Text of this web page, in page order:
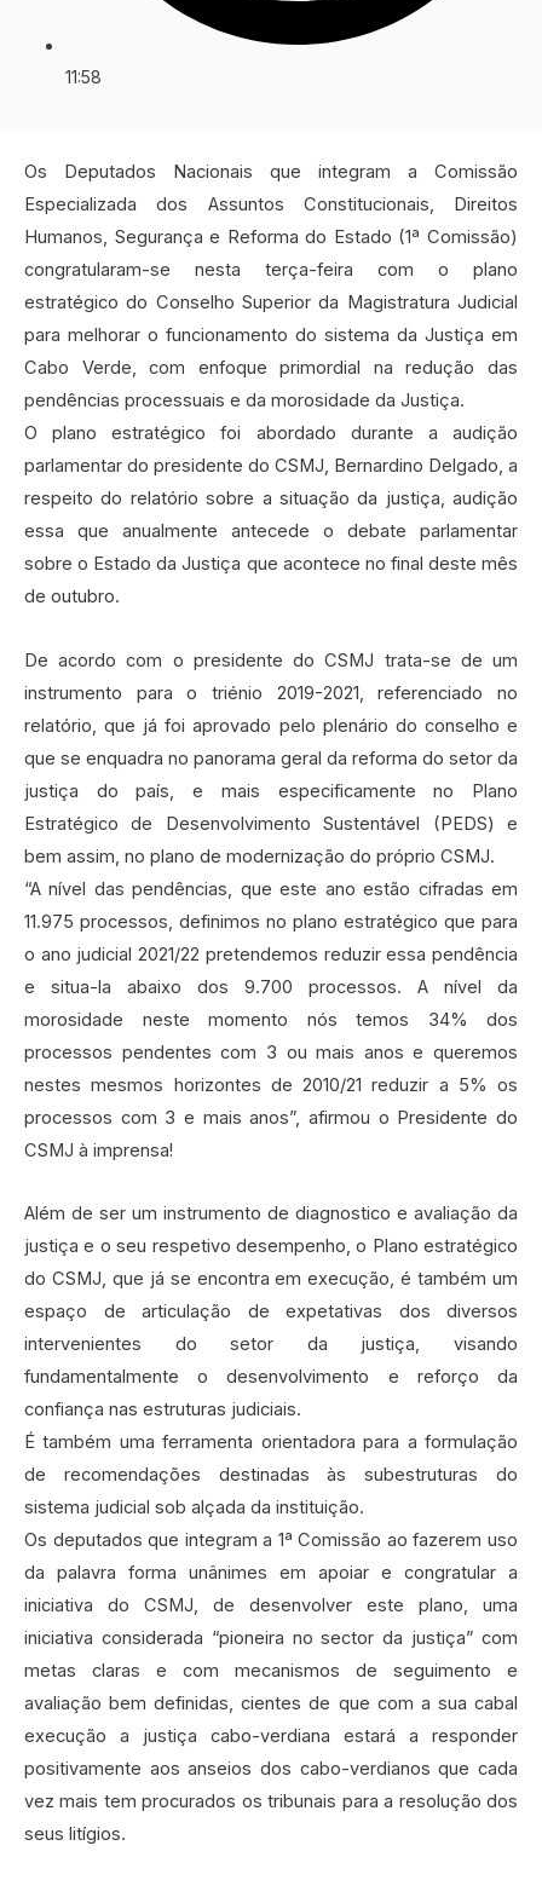
11:58
Os Deputados Nacionais que integram a Comissão
Especializada dos Assuntos Constitucionais, Direitos
Humanos, Segurança e Reforma do Estado (1ª Comissão)
congratularam-se nesta terça-feira com o plano
estratégico do Conselho Superior da Magistratura Judicial
para melhorar o funcionamento do sistema da Justiça em
Cabo Verde, com enfoque primordial na redução das
pendências processuais e da morosidade da Justiça.
O plano estratégico foi abordado durante a audição
parlamentar do presidente do CSMJ, Bernardino Delgado, a
respeito do relatório sobre a situação da justiça, audição
essa que anualmente antecede o debate parlamentar
sobre o Estado da Justiça que acontece no final deste mês
de outubro.
De acordo com o presidente do CSMJ trata-se de um
instrumento para o triénio 2019-2021, referenciado no
relatório, que já foi aprovado pelo plenário do conselho e
que se enquadra no panorama geral da reforma do setor da
justiça do país, e mais especificamente no Plano
Estratégico de Desenvolvimento Sustentável (PEDS) e
bem assim, no plano de modernização do próprio CSMJ.
“A nível das pendências, que este ano estão cifradas em
11.975 processos, definimos no plano estratégico que para
o ano judicial 2021/22 pretendemos reduzir essa pendência
e situa-la abaixo dos 9.700 processos. A nível da
morosidade neste momento nós temos 34% dos
processos pendentes com 3 ou mais anos e queremos
nestes mesmos horizontes de 2010/21 reduzir a 5% os
processos com 3 e mais anos”, afirmou o Presidente do
CSMJ à imprensa!
Além de ser um instrumento de diagnostico e avaliação da
justiça e o seu respetivo desempenho, o Plano estratégico
do CSMJ, que já se encontra em execução, é também um
espaço de articulação de expetativas dos diversos
intervenientes do setor da justiça, visando
fundamentalmente o desenvolvimento e reforço da
confiança nas estruturas judiciais.
É também uma ferramenta orientadora para a formulação
de recomendações destinadas às subestruturas do
sistema judicial sob alçada da instituição.
Os deputados que integram a 1ª Comissão ao fazerem uso
da palavra forma unânimes em apoiar e congratular a
iniciativa do CSMJ, de desenvolver este plano, uma
iniciativa considerada “pioneira no sector da justiça” com
metas claras e com mecanismos de seguimento e
avaliação bem definidas, cientes de que com a sua cabal
execução a justiça cabo-verdiana estará a responder
positivamente aos anseios dos cabo-verdianos que cada
vez mais tem procurados os tribunais para a resolução dos
seus litígios.